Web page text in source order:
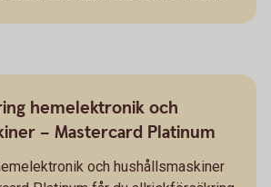
hemelektronik och
– Mastercard Platinum
och hushållsmaskiner